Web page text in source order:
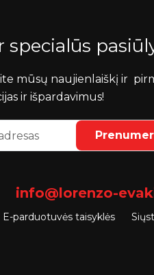
specialūs
mūsų naujienlaiškį ir
ir išpardavimus!
info@lorenzo-
E-parduotuvės taisyklės